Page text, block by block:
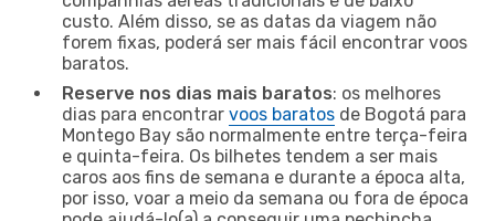
custo. Além disso, se as datas da viagem não
forem fixas, poderá ser mais fácil encontrar voos
baratos.
Reserve nos dias mais baratos: os melhores
dias para encontrar voos baratos de Bogotá para
Montego Bay são normalmente entre terça-feira
e quinta-feira. Os bilhetes tendem a ser mais
caros aos fins de semana e durante a época alta,
por isso, voar a meio da semana ou fora de época